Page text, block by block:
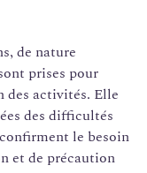
de nature
prises pour
des activités. Elle
des difficultés
le besoin
et de précaution